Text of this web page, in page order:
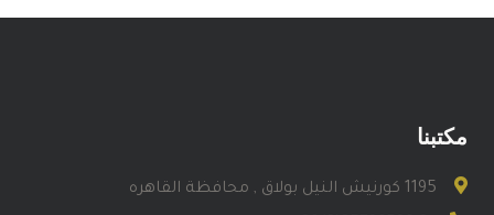
مكتبنا
1195 كورنيش النيل بولاق , محافظة القاهره